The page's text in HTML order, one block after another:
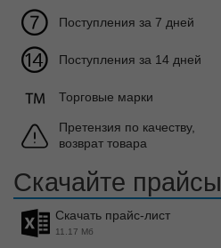
Поступления за 7 дней
Поступления за 14 дней
Торговые марки
Претензия по качеству,
возврат товара
Скачайте прайсы
Скачать прайс-лист
11.17 Мб